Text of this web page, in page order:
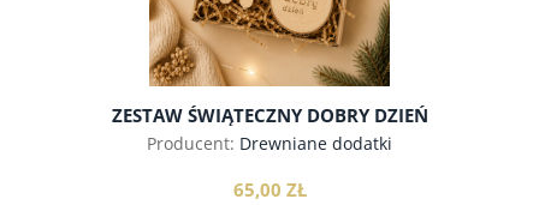
ZESTAW ŚWIĄTECZNY DOBRY DZIEŃ
Producent: Drewniane dodatki
65,00 ZŁ